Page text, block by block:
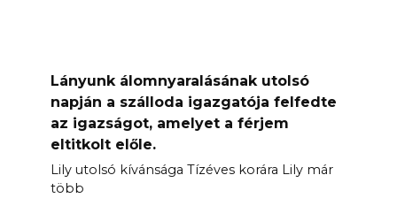
Lányunk álomnyaralásának utolsó
napján a szálloda igazgatója felfedte
az igazságot, amelyet a férjem
eltitkolt előle.
Lily utolsó kívánsága Tízéves korára Lily már
több